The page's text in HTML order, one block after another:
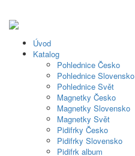
Úvod
Katalog
Pohlednice Česko
Pohlednice Slovensko
Pohlednice Svět
Magnetky Česko
Magnetky Slovensko
Magnetky Svět
Pidifrky Česko
Pidifrky Slovensko
Pidifrk album